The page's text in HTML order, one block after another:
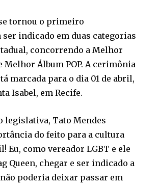
tornou o primeiro
ser indicado em duas categorias
concorrendo a Melhor
Melhor Álbum POP. A cerimônia
marcada para o dia 01 de abril,
Isabel, em Recife.
legislativa, Tato Mendes
do feito para a cultura
Eu, como vereador LGBT e ele
Queen, chegar e ser indicado a
poderia deixar passar em